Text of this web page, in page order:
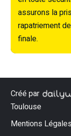
assurons la
rapatriement
finale.
Créé par
Toulouse
Mentions Légales